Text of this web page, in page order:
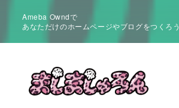
Ameba Owndで
あなただけのホームページやブログをつくろう